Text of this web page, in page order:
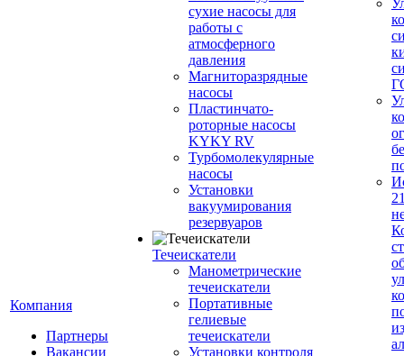
Компания
Партнеры
Вакансии
сухие насосы для
работы с
атмосферного
давления
Магниторазрядные
насосы
Пластинчато-
роторные насосы
KYKY RV
Турбомолекулярные
насосы
Установки
вакуумирования
резервуаров
Течеискатели
Манометрические
течеискатели
Портативные
гелиевые
течеискатели
Установки контроля